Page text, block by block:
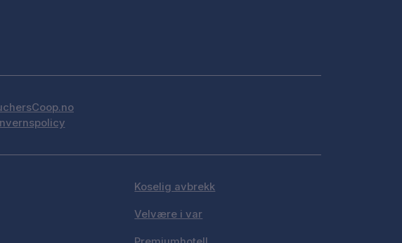
Coop.no
Koselig avbrekk
Velvære i var